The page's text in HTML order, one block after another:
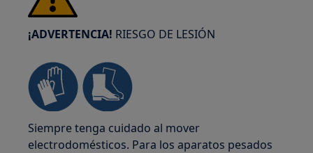
¡ADVERTENCIA! RIESGO DE LESIÓN
Siempre tenga cuidado al mover
electrodomésticos. Para los aparatos pesados